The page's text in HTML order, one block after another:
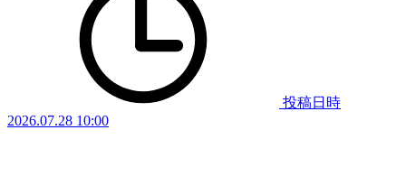
投稿日時
2026.07.28 10:00